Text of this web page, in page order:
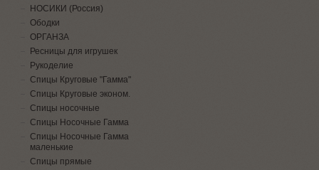
НОСИКИ (Россия)
Ободки
ОРГАНЗА
Ресницы для игрушек
Рукоделие
Спицы Круговые "Гамма"
Спицы Круговые эконом.
Спицы носочные
Спицы Носочные Гамма
Спицы Носочные Гамма
маленькие
Спицы прямые